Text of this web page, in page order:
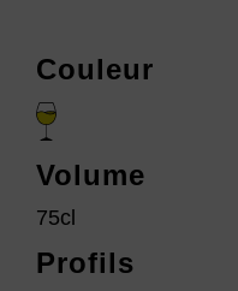
Couleur
Volume
75cl
Profils